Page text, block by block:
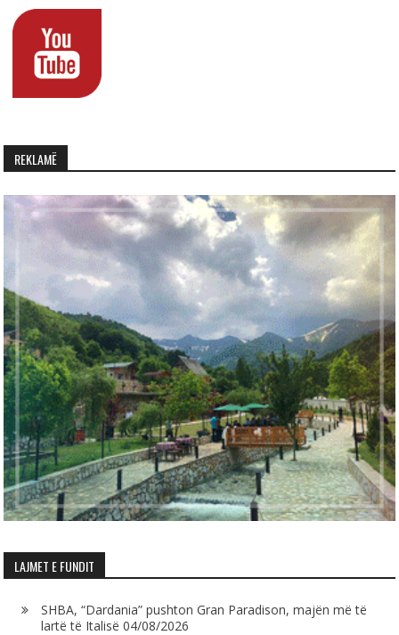
REKLAMË
LAJMET E FUNDIT
SHBA, “Dardania” pushton Gran Paradison, majën më të
lartë të Italisë 04/08/2026